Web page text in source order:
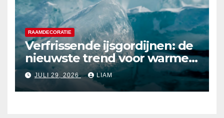
RAAMDECORATIE
Verfrissende ijsgordijnen: de
nieuwste trend voor warme
zomerdagen
JULI 29, 2026 LIAM